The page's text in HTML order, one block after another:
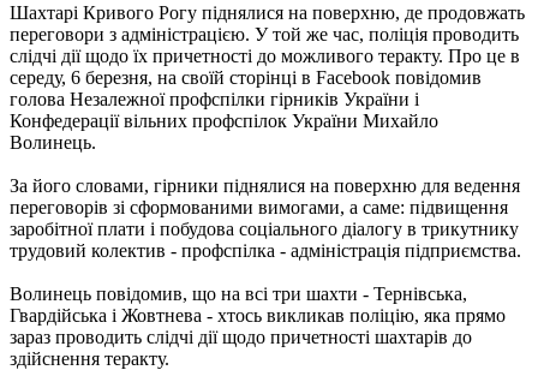
Шахтарі Кривого Рогу піднялися на поверхню, де продовжать
переговори з адміністрацією. У той же час, поліція проводить
слідчі дії щодо їх причетності до можливого теракту. Про це в
середу, 6 березня, на своїй сторінці в Facebook повідомив
голова Незалежної профспілки гірників України і
Конфедерації вільних профспілок України Михайло
Волинець.
За його словами, гірники піднялися на поверхню для ведення
переговорів зі сформованими вимогами, а саме: підвищення
заробітної плати і побудова соціального діалогу в трикутнику
трудовий колектив - профспілка - адміністрація підприємства.
Волинець повідомив, що на всі три шахти - Тернівська,
Гвардійська і Жовтнева - хтось викликав поліцію, яка прямо
зараз проводить слідчі дії щодо причетності шахтарів до
здійснення теракту.